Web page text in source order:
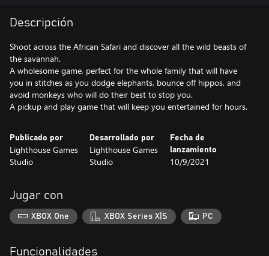
Descripción
Shoot across the African Safari and discover all the wild beasts of
the savannah.
A wholesome game, perfect for the whole family that will have
you in stitches as you dodge elephants, bounce off hippos, and
avoid monkeys who will do their best to stop you.
A pickup and play game that will keep you entertained for hours.
Publicado por
Lighthouse Games
Studio
Desarrollado por
Lighthouse Games
Studio
Fecha de
lanzamiento
10/9/2021
Jugar con
XBOX One XBOX Series X|S PC
Funcionalidades